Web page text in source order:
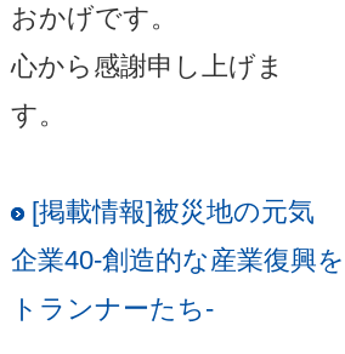
おかげです。
心から感謝申し上げま
す。
[掲載情報]被災地の元気
企業40-創造的な産業復興
トランナーたち-